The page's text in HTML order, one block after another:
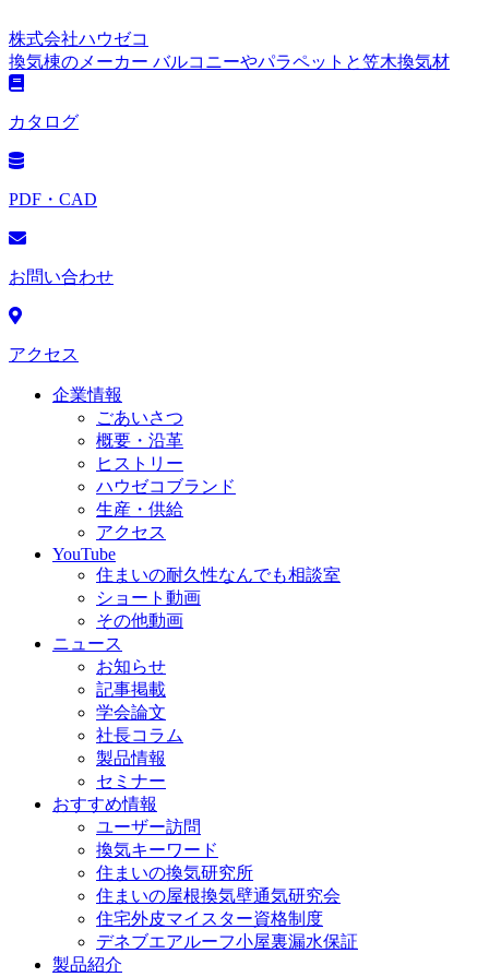
株式会社ハウゼコ
換気棟のメーカー バルコニーやパラペットと笠木換気材
カタログ
PDF・CAD
お問い合わせ
アクセス
企業情報
ごあいさつ
概要・沿革
ヒストリー
ハウゼコブランド
生産・供給
アクセス
YouTube
住まいの耐久性なんでも相談室
ショート動画
その他動画
ニュース
お知らせ
記事掲載
学会論文
社長コラム
製品情報
セミナー
おすすめ情報
ユーザー訪問
換気キーワード
住まいの換気研究所
住まいの屋根換気壁通気研究会
住宅外皮マイスター資格制度
デネブエアルーフ小屋裏漏水保証
製品紹介